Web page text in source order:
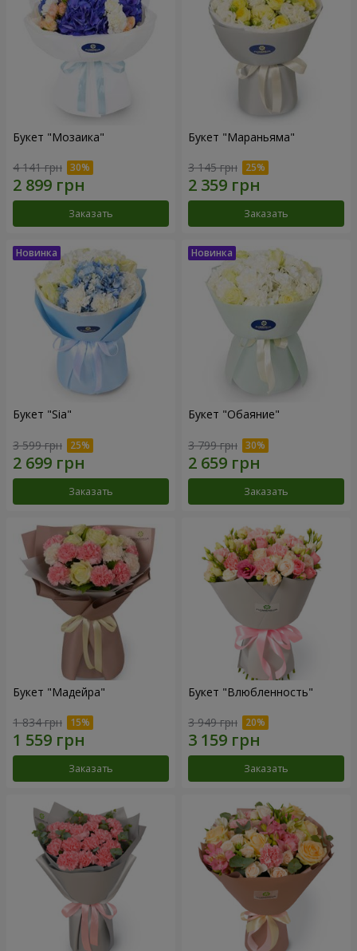
Букет "Мозаика"
4 141 грн
Заказать
Букет "Мараньяма"
3 145 грн
Заказать
Букет "Sia"
3 599 грн
Заказать
Букет "Обаяние"
3 799 грн
Заказать
Букет "Мадейра"
1 834 грн
Заказать
Букет "Влюбленность"
3 949 грн
Заказать